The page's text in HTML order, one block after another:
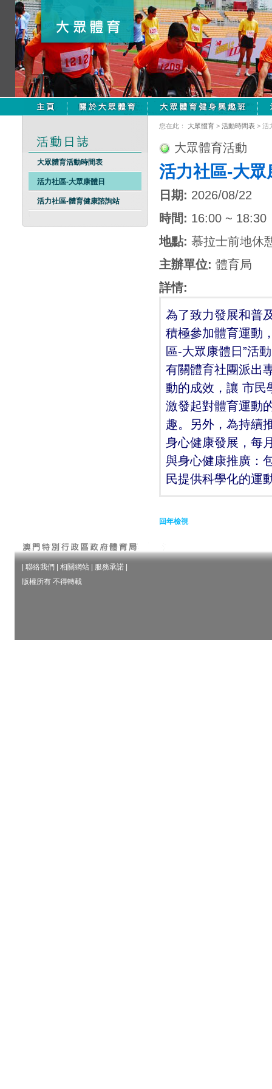
大眾體育活動時間表
活力社區-大眾康體日
活力社區-體育健康諮詢站
您在此： 大眾體育 > 活動時間表 > 活
大眾體育活動
活力社區-大眾
日期: 2026/08/22
時間: 16:00 ~ 18:30
地點: 慕拉士前地休
主辦單位: 體育局
詳情:
為了致力發展和普
積極參加體育運動
區-大眾康體日”活
有關體育社團派出
動的成效，讓 市民
激發起對體育運動
趣。另外，為持續
身心健康發展，每
與身心健康推廣：
民提供科學化的運
回年檢視
聯絡我們 相關網站 服務承諾
版權所有 不得轉載